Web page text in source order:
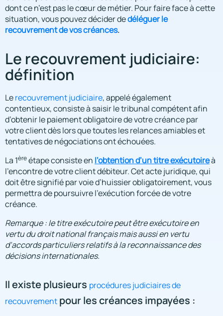
dont ce n’est pas le cœur de métier. Pour faire face à cette
situation, vous pouvez décider dedéléguer le
recouvrement de vos créances.
Le recouvrement judiciaire:
définition
Lerecouvrement judiciaire, appelé également
contentieux, consiste à saisir le tribunal compétent afin
d’obtenir le paiement obligatoire de votre créance par
votre client dès lors que toutes les relances amiables et
tentatives de négociations ont échouées.
La 1èreétape consiste en l’obtention d’un titre exécutoireà
l’encontre de votre client débiteur. Cet acte juridique, qui
doit être signifié par voie d’huissier obligatoirement, vous
permettra de poursuivre l’exécution forcée de votre
créance.
Remarque : le titre exécutoire peut être exécutoire en
vertu du droit national français mais aussi en vertu
d’accords particuliers relatifs à la reconnaissance des
décisions internationales.
Il existe plusieurs procédures judiciaires de
recouvrement pour les créances impayées :